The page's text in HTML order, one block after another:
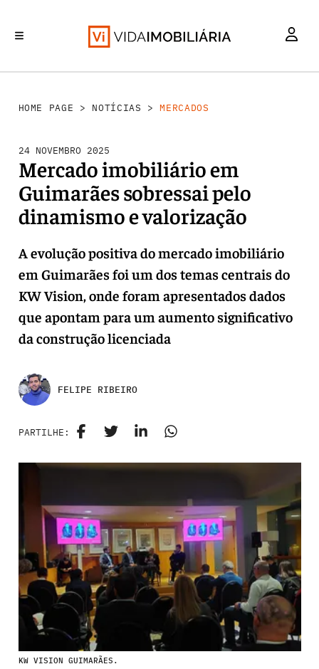
HOME PAGE > NOTÍCIAS >MERCADOS
24 NOVEMBRO 2025
Mercado imobiliário em
Guimarães sobressai pelo
dinamismo e valorização
A evolução positiva do mercado imobiliário
em Guimarães foi um dos temas centrais do
KW Vision, onde foram apresentados dados
que apontam para um aumento significativo
da construção licenciada
FELIPE RIBEIRO
PARTILHE:
KW VISION GUIMARÃES.